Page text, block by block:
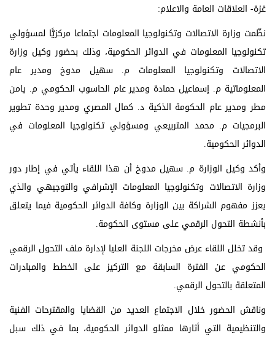
غزة- العلاقات العامة والاعلام:
نظّمت وزارة الاتصالات وتكنولوجيا المعلومات اجتماعا مركزيًّا لمسؤولي
تكنولوجيا المعلومات في الدوائر الحكومية، وذلك بحضور وكيل وزارة
الاتصالات وتكنولوجيا المعلومات م. سهيل مدوخ ومدير عام
المعلوماتية م. إسماعيل حمادة ومدير عام الحاسوب الحكومي م. يامن
مطر ومدير عام الحكومة الذكية د. كمال المصري ومدير وحدة تطوير
البرمجيات م. محمد المتربيعي ومسؤولي تكنولوجيا المعلومات في
الدوائر الحكومية.
وأكد وكيل الوزارة م. سهيل مدوخ أن هذا اللقاء يأتي في إطار دور
وزارة الاتصالات وتكنولوجيا المعلومات الإشرافي والتوجيهي والذي
يعزز مفهوم الشراكة بين الوزارة وكافة الدوائر الحكومية فيما يتعلق
بأنشطة التحول الرقمي على مستوى الحكومة.
وقد تخلل اللقاء عرض مخرجات اللجنة العليا لإدارة ملف التحول الرقمي
الحكومي عن الفترة السابقة مع التركيز على الخطط والمبادرات
المتعلقة بالتحول الرقمي.
وناقش الحضور خلال الاجتماع العديد من القضايا والمقترحات الفنية
والتنظيمية التي أثارها ممثلو الدوائر الحكومية، بما في ذلك سبل